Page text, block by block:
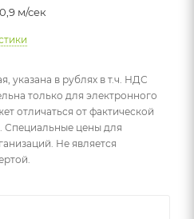
0,9 м/сек
указана в рублях в т.ч. НДС
только для электронного
отличаться от фактической
Специальные цены для
Не является